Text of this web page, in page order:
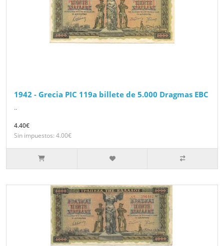
1942 - Grecia PIC 119a billete de 5.000 Dragmas EBC
..
4.40€
Sin impuestos: 4.00€